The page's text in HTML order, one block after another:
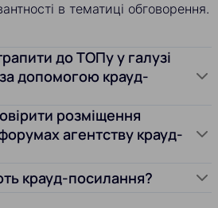
в тематиці обговорення.
до ТОПу у галузі
допомогою крауд-
розміщення
агентству крауд-
крауд-посилання?